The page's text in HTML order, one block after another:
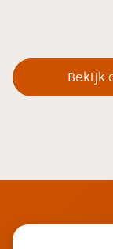
Bekijk